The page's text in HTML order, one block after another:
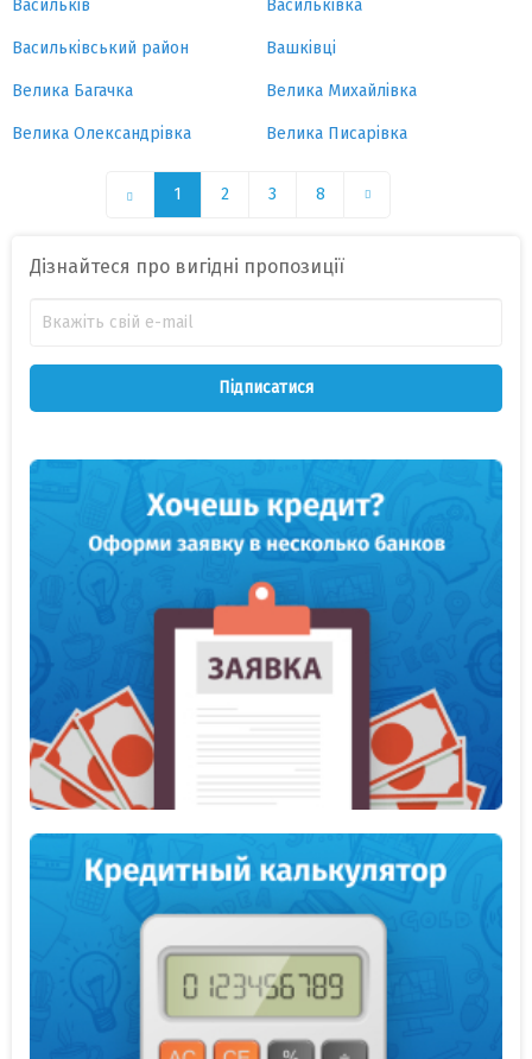
Васильків Васильківка
Васильківський район Вашківці
Велика Багачка Велика Михайлівка
Велика Олександрівка Велика Писарівка
1 2 3 8
Дізнайтеся про вигідні пропозиції
Підписатися